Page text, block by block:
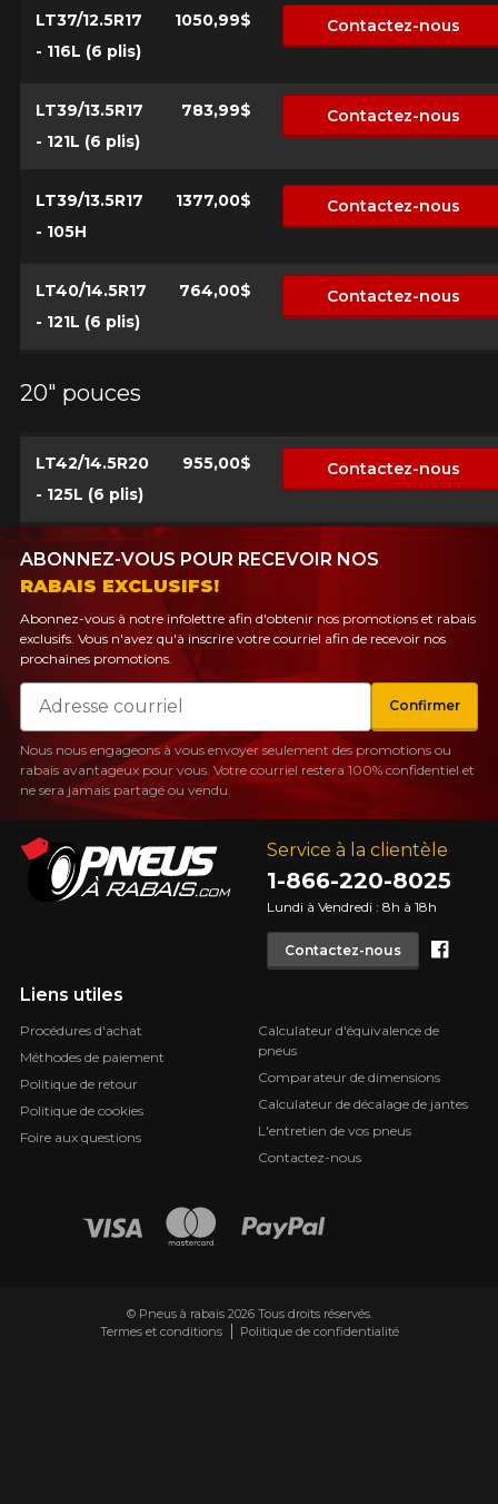
LT37/12.5R17
- 116L (6 plis)
1050,99$ Contactez-nous
LT39/13.5R17
- 121L (6 plis)
783,99$ Contactez-nous
LT39/13.5R17
- 105H
1377,00$ Contactez-nous
LT40/14.5R17
- 121L (6 plis)
764,00$ Contactez-nous
20" pouces
LT42/14.5R20
- 125L (6 plis)
955,00$ Contactez-nous
Service à la clientèle
1-866-220-8025
Lundi à Vendredi : 8h à 18h
Contactez-nous
Liens utiles
Procédures d'achat
Méthodes de paiement
Politique de retour
Politique de cookies
Foire aux questions
Calculateur d'équivalence de
pneus
Comparateur de dimensions
Calculateur de décalage de jantes
L'entretien de vos pneus
Contactez-nous
ABONNEZ-VOUS POUR RECEVOIR NOS
RABAIS EXCLUSIFS!
Abonnez-vous à notre infolettre afin d'obtenir nos promotions et rabais
exclusifs. Vous n'avez qu'à inscrire votre courriel afin de recevoir nos
prochaines promotions.
Courriel
Confirmer
Nous nous engageons à vous envoyer seulement des promotions ou
rabais avantageux pour vous. Votre courriel restera 100% confidentiel et
ne sera jamais partagé ou vendu.
© Pneus à rabais 2026 Tous droits réservés.
Termes et conditions
Politique de confidentialité